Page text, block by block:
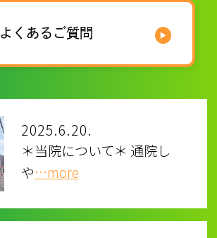
よくあるご質問
2025.6.20.
＊当院について＊ 通院し
や…more